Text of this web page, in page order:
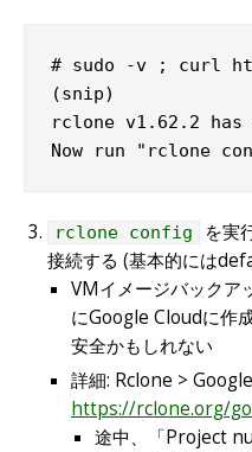
# sudo -v ; curl
(snip)
rclone v1.62.2
Now run "rclone
rclone config
を実
接続する (基本的には
VMイメージバックア
にGoogle Cloudに作
安全かもしれない
詳細: Rclone >
https://rclone.org/
途中、「Project